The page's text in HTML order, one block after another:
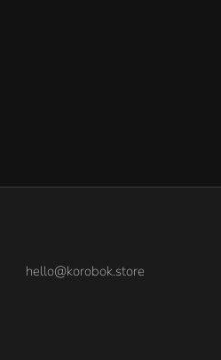
hello@korobok.store